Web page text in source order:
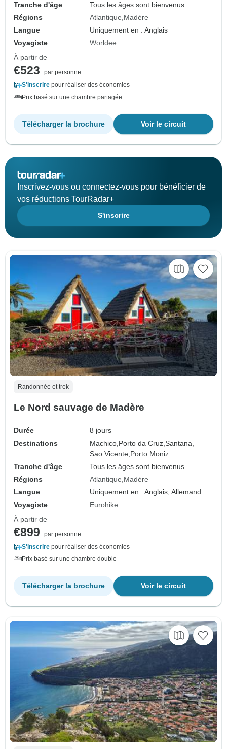
Tranche d'âge
Tous les âges sont bienvenus
Régions
Atlantique Madère
Langue
Uniquement en : Anglais
Voyagiste
Worldee
À partir de
€523
par personne
S'inscrire pour réaliser des économies
Prix basé sur une chambre partagée
Voir le circuit
Télécharger la brochure
Inscrivez-vous ou connectez-vous pour bénéficier de
vos réductions TourRadar+
S'inscrire
Randonnée et trek
Le Nord sauvage de Madère
Durée
8 jours
Destinations
Machico,Porto da Cruz,Santana,
Sao Vicente,Porto Moniz
Tranche d'âge
Tous les âges sont bienvenus
Régions
Atlantique Madère
Langue
Uniquement en : Anglais, Allemand
Voyagiste
Eurohike
À partir de
€899
par personne
S'inscrire pour réaliser des économies
Prix basé sur une chambre double
Voir le circuit
Télécharger la brochure